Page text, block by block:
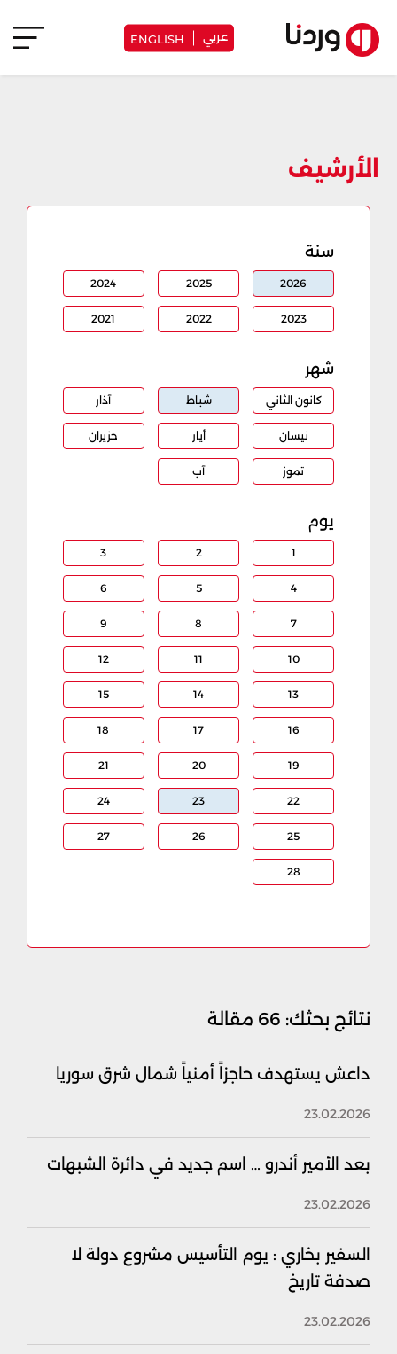
عربي ENGLISH
الأرشيف
سنة
2026
2025
2024
2023
2022
2021
شهر
كانون الثاني شباط آذار
نيسان أيار حزيران
تموز آب
يوم
1
2
3
4
5
6
7
8
9
10
11
12
13
14
15
16
17
18
19
20
21
22
23
24
25
26
27
28
نتائج بحثك: 66 مقالة
داعش يستهدف حاجزاً أمنياً شمال شرق سوريا
23.02.2026
بعد الأمير أندرو … اسم جديد في دائرة الشبهات
23.02.2026
السفير بخاري : يوم التأسيس مشروع دولة لا
صدفة تاريخ
23.02.2026